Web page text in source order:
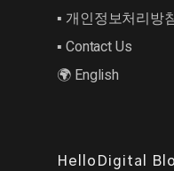
▪︎ 개인정보처리방
▪︎ Contact Us
🌍 English
HelloDigital